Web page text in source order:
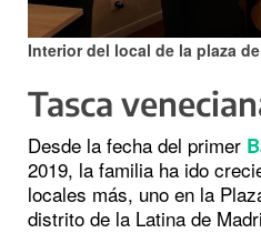
Interior del local de la plaza
Tasca
Desde la fecha del primer
2019, la familia ha ido
locales más, uno en la
distrito de la Latina de